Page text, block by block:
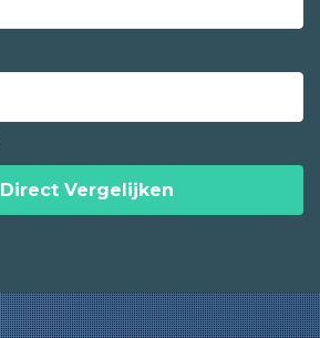
Direct Vergelijken